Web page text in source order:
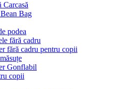
Bag
podea
fără cadru
fără cadru pentru copii
Gonflabil
copii